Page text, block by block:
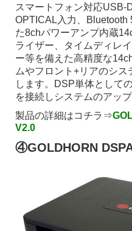
スマートフォン対応USB-
OPTICAL入力、Bluetooth
た8chパワーアンプ内蔵
ライザー、タイムディレ
ー等を備えた高精度な
ムやフロント+リアのシ
します。DSP単体として
を接続しシステムのアッ
製品の詳細はコチラ⇒
V2.0
④GOLDHORN